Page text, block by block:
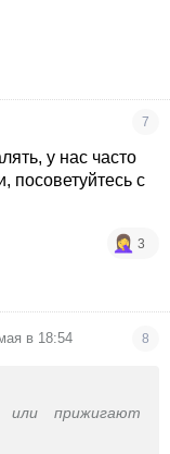
7
у нас часто
посоветуйтесь с
3
в 18:54 8
или прижигают